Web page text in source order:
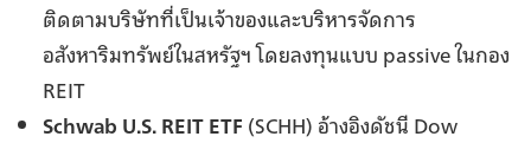
ติดตามบริษัทที่เป็นเจ้าของและบริหารจัดการ
อสังหาริมทรัพย์ในสหรัฐฯ โดยลงทุนแบบ passive ในกอง
REIT
Schwab U.S. REIT ETF (SCHH) อ้างอิงดัชนี Dow